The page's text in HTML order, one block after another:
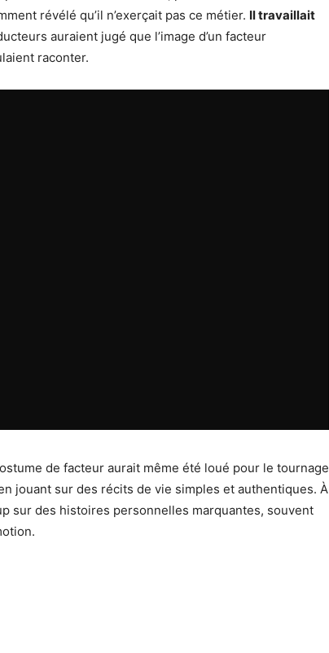
révélé qu’il n’exerçait pas ce métier. Il travaillait
auraient jugé que l’image d’un facteur
raconter.
de facteur aurait même été loué pour le tournage
jouant sur des récits de vie simples et authentiques. À
sur des histoires personnelles marquantes, souvent